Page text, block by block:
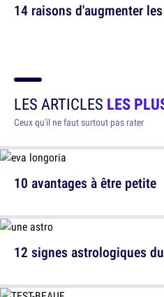
14 raisons d'augmenter
LES ARTICLES LES
Ceux qu'il ne faut surtout pas rater
10 avantages à être petite
12 signes astrologiques